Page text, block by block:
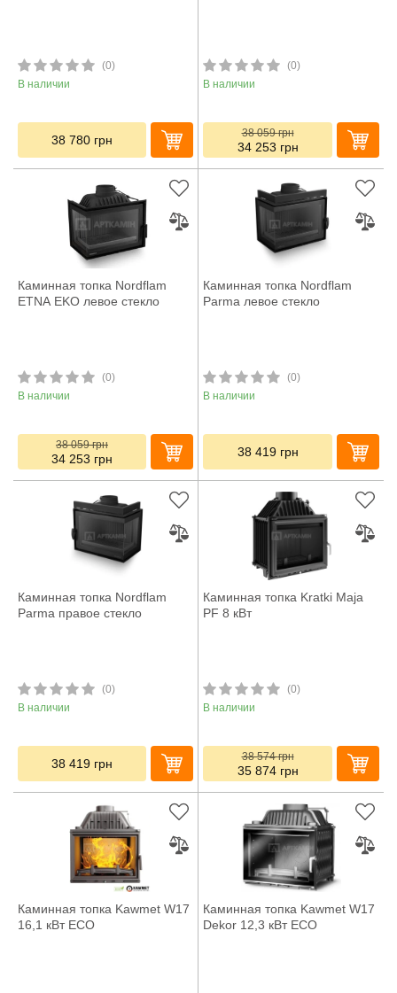
(0)
В наличии
38 780 грн
(0)
В наличии
38 059грн
34 253 грн
Каминная топка Nordflam
ETNA EKO левое стекло
(0)
В наличии
38 059грн
34 253 грн
Каминная топка Nordflam
Parma левое стекло
(0)
В наличии
38 419 грн
Каминная топка Nordflam
Parma правое стекло
(0)
В наличии
38 419 грн
Каминная топка Kratki Maja
PF 8 кВт
(0)
В наличии
38 574грн
35 874 грн
Каминная топка Kawmet W17
16,1 кВт ECO
Каминная топка Kawmet W17
Dekor 12,3 кВт ECO